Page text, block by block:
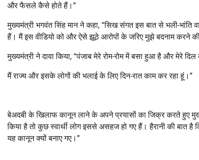
और फैसले कैसे होते हैं।”
मुख्यमंत्री भगवंत सिंह मान ने कहा, “सिख संगत इस बात से भली-भांति
हैं। मैं इस वीडियो को और ऐसे झूठे आरोपों के जरिए मुझे बदनाम करने
मुख्यमंत्री ने दावा किया, “पंजाब मेरे रोम-रोम में बसा हुआ है और मेरे
मैं राज्य और इसके लोगों की भलाई के लिए दिन-रात काम कर रहा हूं।”
बेअदबी के खिलाफ कानून लाने के अपने प्रयासों का जिक्र करते हुए
किया है तो कुछ स्वार्थी लोग इससे असहज हो गए हैं। हैरानी की बात
यह कानून क्यों बनाए गए।”